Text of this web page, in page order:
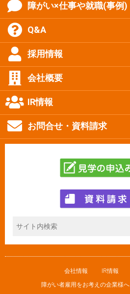
障がい×仕事や就職(事例)
Q&A
採用情報
会社概要
IR情報
お問合せ・資料請求
会社情報 IR情報
障がい者雇用をお考えの企業様へ